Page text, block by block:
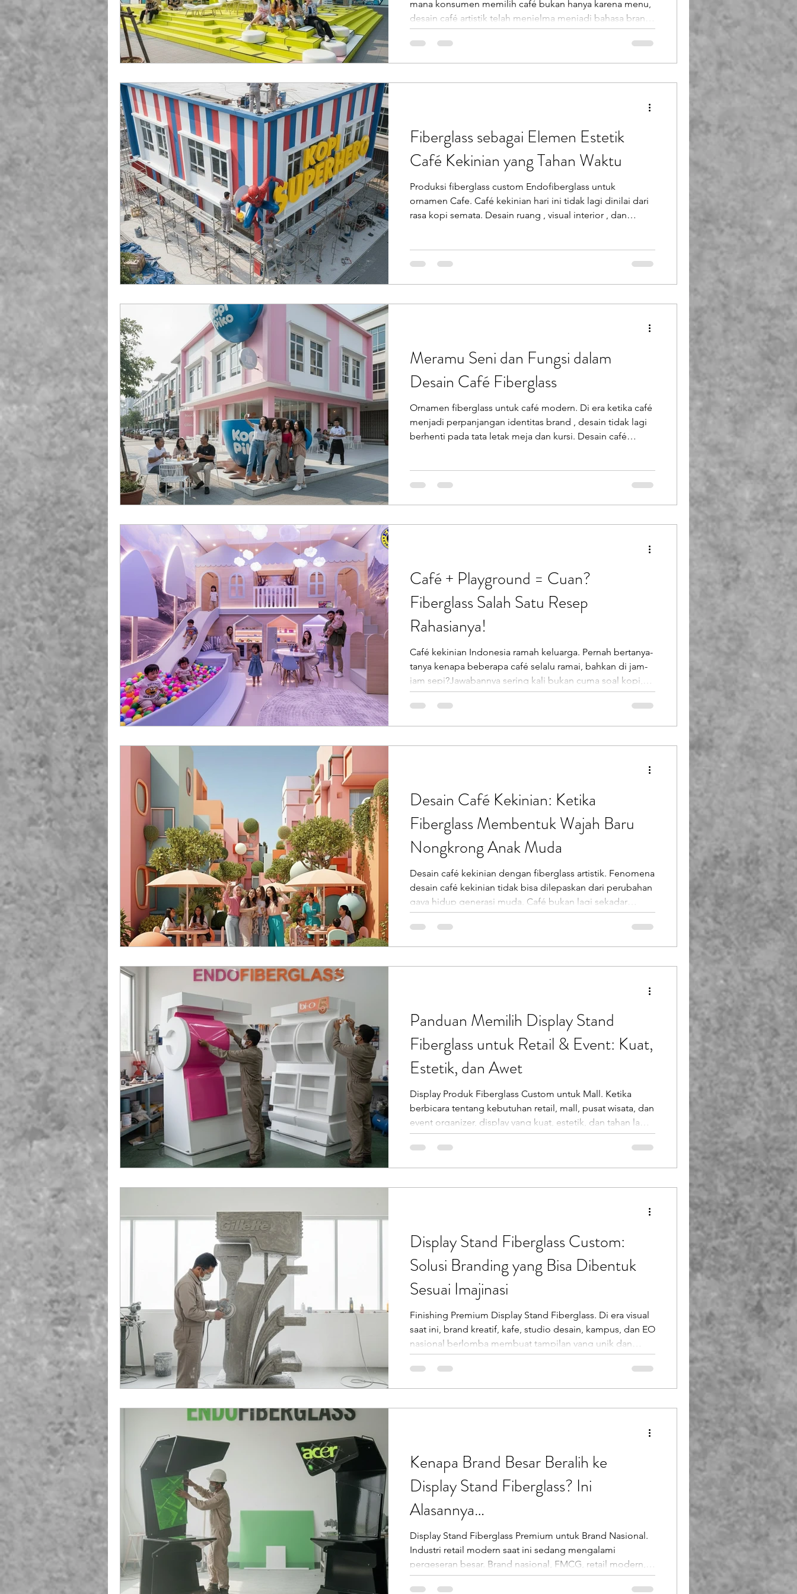
mana konsumen memilih café bukan hanya karena menu,
desain café artistik telah menjelma menjadi bahasa brand
yang paling cepat dikenali. Sebuah café hari ini bisa viral
bukan karena rasanya saja, tetapi karena identitas visualnya
kuat, unik, dan konsisten . Desain café bukan lagi urusan
Fiberglass sebagai Elemen Estetik
Café Kekinian yang Tahan Waktu
Produksi fiberglass custom Endofiberglass untuk
ornamen Cafe. Café kekinian hari ini tidak lagi dinilai dari
rasa kopi semata. Desain ruang , visual interior , dan
tahun pertama, namun mulai kusam, rusak, atau usang
Meramu Seni dan Fungsi dalam
Desain Café Fiberglass
Ornamen fiberglass untuk café modern. Di era ketika café
menjadi perpanjangan identitas brand , desain tidak lagi
berhenti pada tata letak meja dan kursi. Desain café
melainkan medium ekspresi . Evolusi Desain Café: Dari
Café + Playground = Cuan?
Fiberglass Salah Satu Resep
Rahasianya!
Café kekinian Indonesia ramah keluarga. Pernah bertanya-
tanya kenapa beberapa café selalu ramai, bahkan di jam-
jam sepi?Jawabannya sering kali bukan cuma soal kopi,
melainkan pengalaman ruang . Hari ini, café playground
fiberglass menjadi “senjata rahasia” banyak brand F&B.
Bukan gimmick, tapi strategi desain yang diam-diam
Desain Café Kekinian: Ketika
Fiberglass Membentuk Wajah Baru
Nongkrong Anak Muda
Desain café kekinian dengan fiberglass artistik. Fenomena
desain café kekinian tidak bisa dilepaskan dari perubahan
gaya hidup generasi muda. Café bukan lagi sekadar
tempat minum kopi, tetapi ruang sosial, ruang ekspresi,
bahkan perpanjangan identitas diri . Di tengah tuntutan
visual, estetika, dan keunikan, material konvensional mulai
Panduan Memilih Display Stand
Fiberglass untuk Retail & Event: Kuat,
Estetik, dan Awet
Display Produk Fiberglass Custom untuk Mall. Ketika
berbicara tentang kebutuhan retail, mall, pusat wisata, dan
event organizer, display yang kuat, estetik, dan tahan lama
adalah prioritas utama. Inilah kenapa display stand
fiberglass menjadi salah satu pilihan terbaik saat ini.
Dalam beberapa tahun terakhir, banyak brand retail dan
Display Stand Fiberglass Custom:
Solusi Branding yang Bisa Dibentuk
Sesuai Imajinasi
Finishing Premium Display Stand Fiberglass. Di era visual
saat ini, brand kreatif, kafe, studio desain, kampus, dan EO
nasional berlomba membuat tampilan yang unik dan
memorable. Salah satu media yang kini paling populer
adalah display stand fiberglass custom , karena material
ini mampu membentuk objek apa pun sesuai imajinasi,
Kenapa Brand Besar Beralih ke
Display Stand Fiberglass? Ini
Alasannya…
Display Stand Fiberglass Premium untuk Brand Nasional.
Industri retail modern saat ini sedang mengalami
pergeseran besar. Brand nasional, FMCG, retail modern,
hingga pengelola mall mulai meninggalkan display